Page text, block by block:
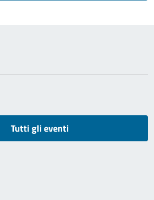
Tutti gli eventi